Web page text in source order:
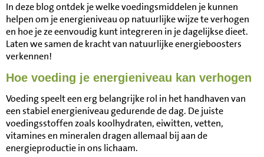
In deze blog ontdek je welke voedingsmiddelen je kunnen
helpen om je energieniveau op natuurlijke wijze te verhogen
en hoe je ze eenvoudig kunt integreren in je dagelijkse dieet.
Laten we samen de kracht van natuurlijke energieboosters
verkennen!
Hoe voeding je energieniveau kan verhogen
Voeding speelt een erg belangrijke rol in het handhaven van
een stabiel energieniveau gedurende de dag. De juiste
voedingsstoffen zoals koolhydraten, eiwitten, vetten,
vitamines en mineralen dragen allemaal bij aan de
energieproductie in ons lichaam.